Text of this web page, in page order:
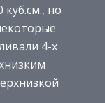
но
4-х